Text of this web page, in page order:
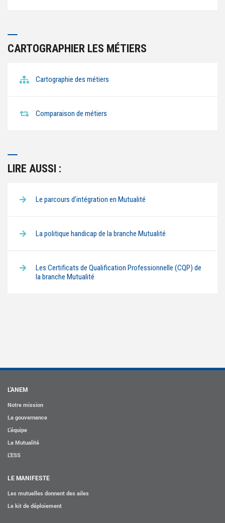
CARTOGRAPHIER LES MÉTIERS
Cartographie des métiers
Comparaison de métiers
LIRE AUSSI :
Le parcours d’intégration en Mutualité
La politique handicap de la branche Mutualité
Les Certificats de Qualification Professionnelle (CQP) de
la branche Mutualité
L’ANEM
Notre mission
La gouvernance
L’équipe
La Mutualité
L’ESS
LE MANIFESTE
Les mutuelles donnent des ailes
Le kit de déploiement